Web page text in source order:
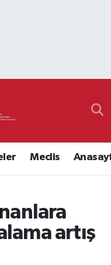
Meclis
artış